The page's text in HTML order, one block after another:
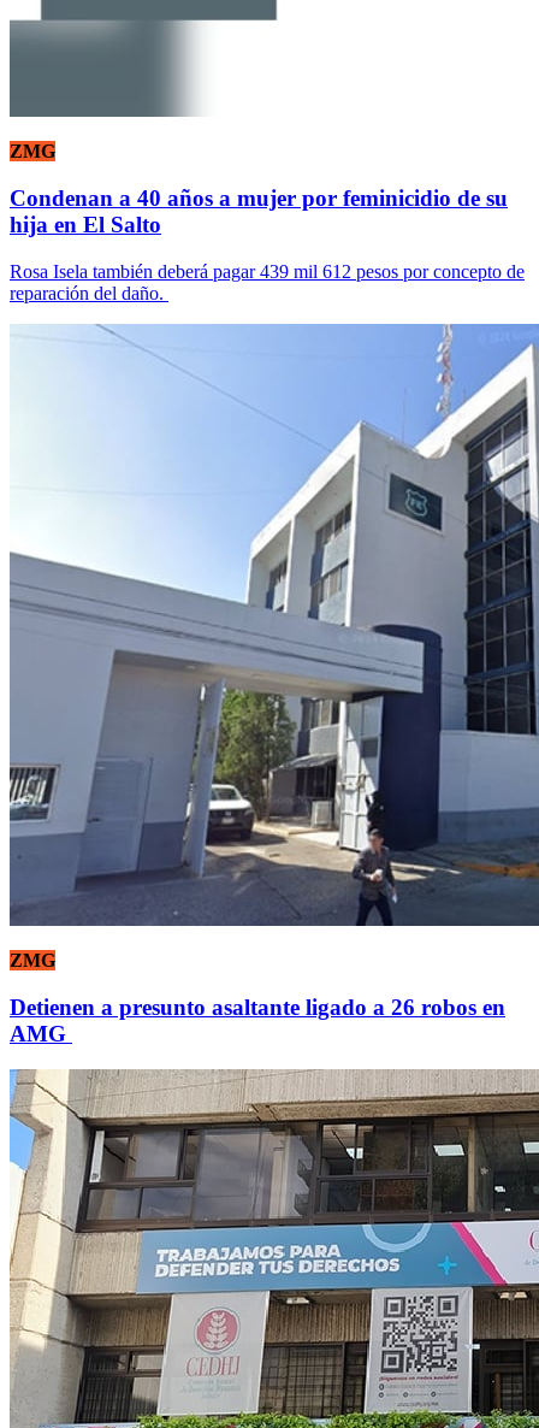
ZMG
Condenan a 40 años a mujer por feminicidio de su
hija en El Salto
Rosa Isela también deberá pagar 439 mil 612 pesos por concepto de
reparación del daño.
ZMG
Detienen a presunto asaltante ligado a 26 robos en
AMG